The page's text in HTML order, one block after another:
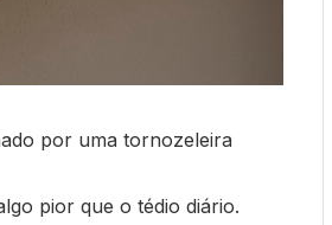
por uma tornozeleira
pior que o tédio diário.